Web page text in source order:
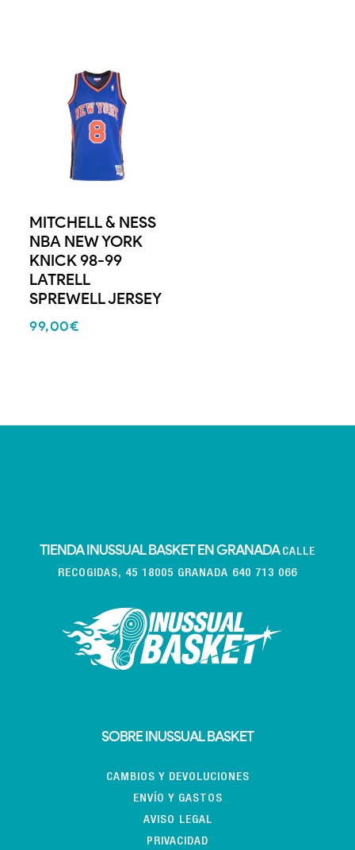
MITCHELL & NESS
NBA NEW YORK
KNICK 98-99
LATRELL
SPREWELL JERSEY
99,00€
TIENDA INUSSUAL BASKET EN GRANADA CALLE
RECOGIDAS, 45 18005 GRANADA 640 713 066
SOBRE INUSSUAL BASKET
CAMBIOS Y DEVOLUCIONES
ENVÍO Y GASTOS
AVISO LEGAL
PRIVACIDAD